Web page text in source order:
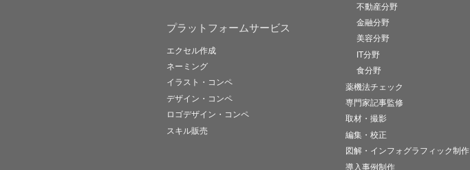
プラットフォームサービス
エクセル作成
ネーミング
イラスト・コンペ
デザイン・コンペ
ロゴデザイン・コンペ
スキル販売
不動産分野
金融分野
美容分野
IT分野
食分野
薬機法チェック
専門家記事監修
取材・撮影
編集・校正
図解・インフォグラフィック制作
導入事例制作